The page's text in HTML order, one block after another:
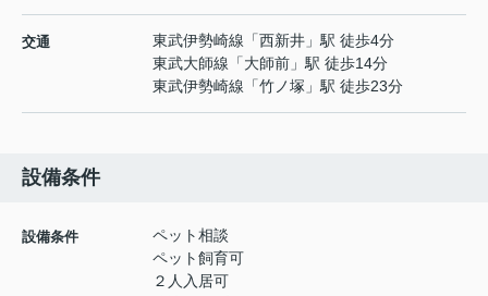
交通 東武伊勢崎線 「西新井 」駅 徒歩4分
東武大師線 「大師前 」駅 徒歩14分
東武伊勢崎線 「竹ノ塚 」駅 徒歩23分
設備条件
設備条件
ペット相談
ペット飼育可
２人入居可